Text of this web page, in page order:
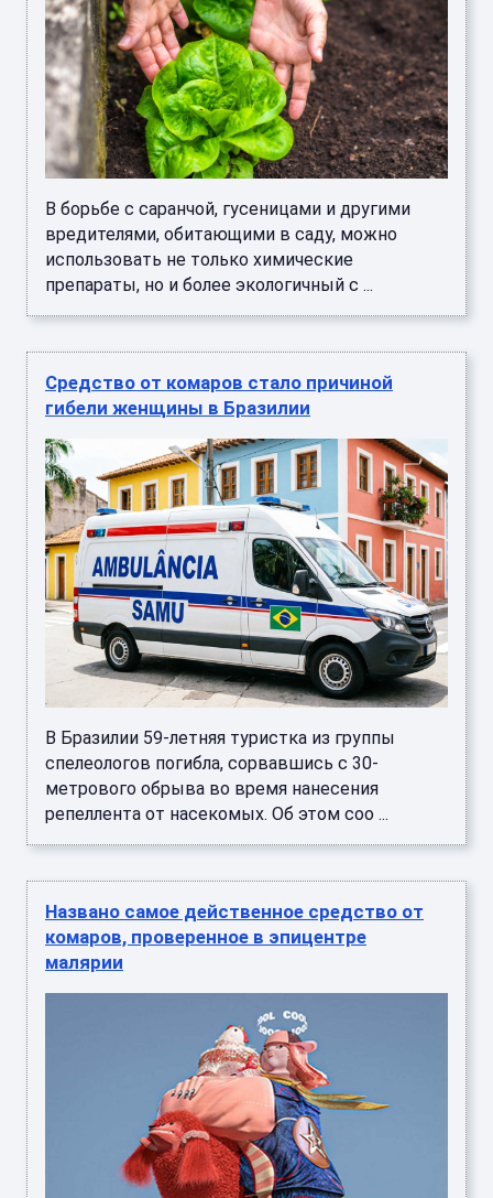
В борьбе с саранчой, гусеницами и другими
вредителями, обитающими в саду, можно
использовать не только химические
препараты, но и более экологичный с ...
Средство от комаров стало причиной
гибели женщины в Бразилии
В Бразилии 59-летняя туристка из группы
спелеологов погибла, сорвавшись с 30-
метрового обрыва во время нанесения
репеллента от насекомых. Об этом соо ...
Названо самое действенное средство от
комаров, проверенное в эпицентре
малярии